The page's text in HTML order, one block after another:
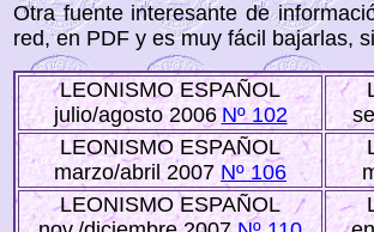
Otra fuente interesante de
red, en PDF y es muy fácil bajarlas,
LEONISMO ESPAÑOL
julio/agosto 2006 Nº 102
LEONISMO ESPAÑOL
marzo/abril 2007 Nº 106
LEONISMO ESPAÑOL